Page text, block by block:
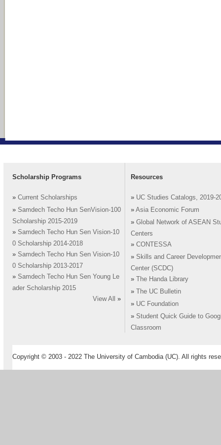
Scholarship Programs
» Current Scholarships
» Samdech Techo Hun SenVision-100
Scholarship 2015-2019
» Samdech Techo Hun Sen Vision-10
0 Scholarship 2014-2018
» Samdech Techo Hun Sen Vision-10
0 Scholarship 2013-2017
» Samdech Techo Hun Sen Young Le
ader Scholarship 2015
View All
»
Resources
» UC Studies Catalogs, 2019-
» Asia Economic Forum
» Global Network of ASEAN
Centers
» CONTESSA
» Skills and Career
Center (SCDC)
»
The Handa Library
»
The UC Bulletin
» UC Foundation
» Student Quick Guide to
Classroom
Copyright © 2003 - 2022 The University of Cambodia (UC). All rights